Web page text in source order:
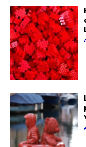
Statut /
J'accepte les
* Champ obligatoire
Adresse email*
Nom
Prénom
Statut /
J'accepte les